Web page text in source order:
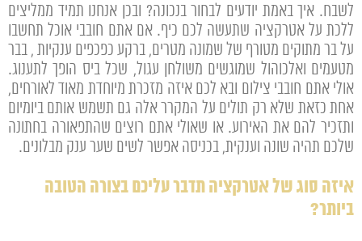
לשבח. איך באמת יודעים לבחור בנכונה? ובכן אנחנו תמיד ממליצים
ללכת על אטרקציה שתעשה לכם כיף. אם אתם חובבי אוכל תחשבו
על בר מתוקים מטורף של שמונה מטרים, ברקע כפכפים ענקיות , בבר
מטעמים ואלכוהול שמוגשים משולחן עגול, שכל ביס הופך לתענוג.
אולי אתם חובבי צילום ובא לכם איזה מזכרת מיוחדת מאוד לאורחים,
אחת כזאת שלא רק תולים על המקרר אלה גם תשמש אותם ביומיום
ותזכיר להם את האירוע. או שאולי אתם רוצים שהתפאורה בחתונה
שלכם תהיה שונה וענקית, בכניסה אפשר לשים שער ענק מבלונים.
איזה סוג של אטרקציה תדבר עליכם בצורה הטובה
ביותר?